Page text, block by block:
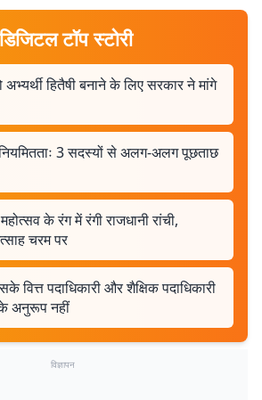
टॉप स्टोरी
अभ्यर्थी हितैषी बनाने के लिए सरकार ने मांगे
3 सदस्यों से अलग-अलग पूछताछ
के रंग में रंगी राजधानी रांची,
चरम पर
वित्त पदाधिकारी और शैक्षिक पदाधिकारी
के अनुरूप नहीं
विज्ञापन